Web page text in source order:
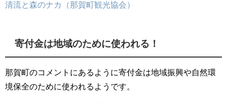
清流と森のナカ（那賀町観光協会）
寄付金は地域のために使われる！
那賀町のコメントにあるように寄付金は地域振興や自然環
境保全のために使われるようです。